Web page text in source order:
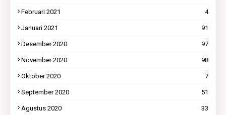
Februari 2021 4
Januari 2021 91
Desember 2020 97
November 2020 98
Oktober 2020 7
September 2020 51
Agustus 2020 33